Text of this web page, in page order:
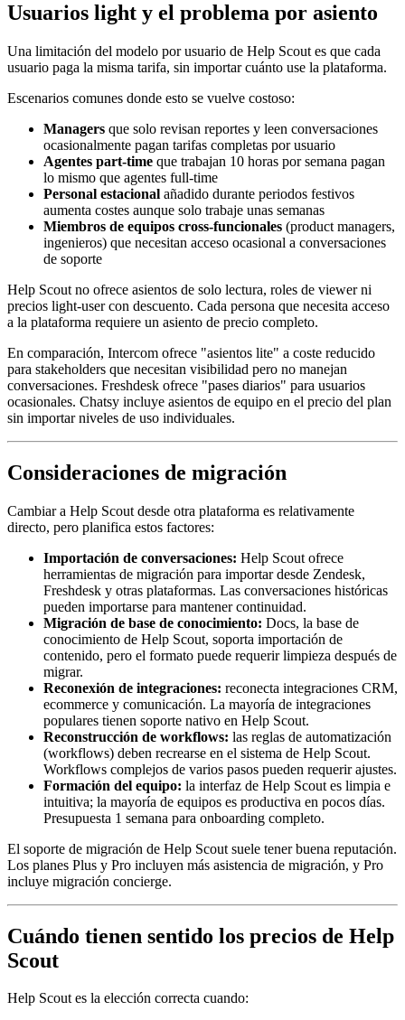
Usuarios light y el problema por asiento
Una limitación del modelo por usuario de Help Scout es que cada
usuario paga la misma tarifa, sin importar cuánto use la plataforma.
Escenarios comunes donde esto se vuelve costoso:
Managers que solo revisan reportes y leen conversaciones
ocasionalmente pagan tarifas completas por usuario
Agentes part-time que trabajan 10 horas por semana pagan
lo mismo que agentes full-time
Personal estacional añadido durante periodos festivos
aumenta costes aunque solo trabaje unas semanas
Miembros de equipos cross-funcionales (product managers,
ingenieros) que necesitan acceso ocasional a conversaciones
de soporte
Help Scout no ofrece asientos de solo lectura, roles de viewer ni
precios light-user con descuento. Cada persona que necesita acceso
a la plataforma requiere un asiento de precio completo.
En comparación, Intercom ofrece "asientos lite" a coste reducido
para stakeholders que necesitan visibilidad pero no manejan
conversaciones. Freshdesk ofrece "pases diarios" para usuarios
ocasionales. Chatsy incluye asientos de equipo en el precio del plan
sin importar niveles de uso individuales.
Consideraciones de migración
Cambiar a Help Scout desde otra plataforma es relativamente
directo, pero planifica estos factores:
Importación de conversaciones: Help Scout ofrece
herramientas de migración para importar desde Zendesk,
Freshdesk y otras plataformas. Las conversaciones históricas
pueden importarse para mantener continuidad.
Migración de base de conocimiento: Docs, la base de
conocimiento de Help Scout, soporta importación de
contenido, pero el formato puede requerir limpieza después de
migrar.
Reconexión de integraciones: reconecta integraciones CRM,
ecommerce y comunicación. La mayoría de integraciones
populares tienen soporte nativo en Help Scout.
Reconstrucción de workflows: las reglas de automatización
(workflows) deben recrearse en el sistema de Help Scout.
Workflows complejos de varios pasos pueden requerir ajustes.
Formación del equipo: la interfaz de Help Scout es limpia e
intuitiva; la mayoría de equipos es productiva en pocos días.
Presupuesta 1 semana para onboarding completo.
El soporte de migración de Help Scout suele tener buena reputación.
Los planes Plus y Pro incluyen más asistencia de migración, y Pro
incluye migración concierge.
Cuándo tienen sentido los precios de Help
Scout
Help Scout es la elección correcta cuando: